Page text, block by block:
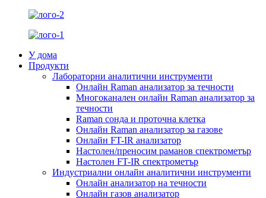
У дома
Продукти
Лабораторни аналитични инструменти
Онлайн Raman анализатор за течности
Многоканален онлайн Raman анализатор за
течности
Raman сонда и проточна клетка
Онлайн Raman анализатор за газове
Онлайн FT-IR анализатор
Настолен/преносим раманов спектрометър
Настолен FT-IR спектрометър
Индустриални онлайн аналитични инструменти
Онлайн анализатор на течности
Онлайн газов анализатор